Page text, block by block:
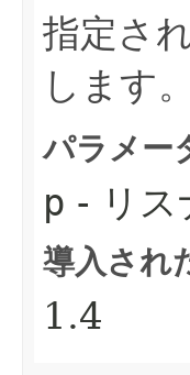
指定さ
します。
パラメー
p - リス
導入され
1.4